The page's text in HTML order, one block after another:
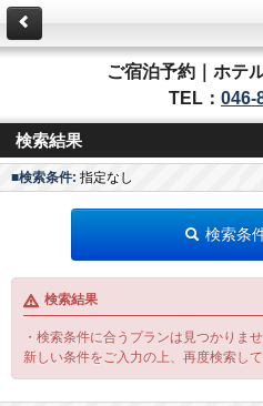
ご宿泊予約｜ホテ
TEL： 046-
検索結果
■検索条件: 指定なし
検索条
検索結果
・検索条件に合うプランは見つかりませ
新しい条件をご入力の上、再度検索して